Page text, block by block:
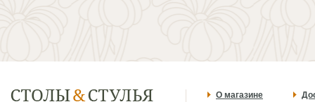
О магазине